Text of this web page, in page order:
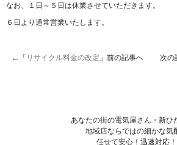
なお、１日～５日は休業させていただきます。
６日より通常営業いたします。
←「 リサイクル料金の改定 」前の記事へ 次の
あなたの街の電気屋さん・新ひ
地域店ならではの細かな気
任せて安心！迅速対応！